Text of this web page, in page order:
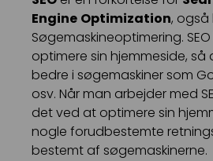
Engine Optimization, også
Søgemaskineoptimering.
optimere sin hjemmeside, så
bedre i søgemaskiner som
osv. Når man arbejder med
det ved at optimere sin
nogle forudbestemte
bestemt af søgemaskinerne.